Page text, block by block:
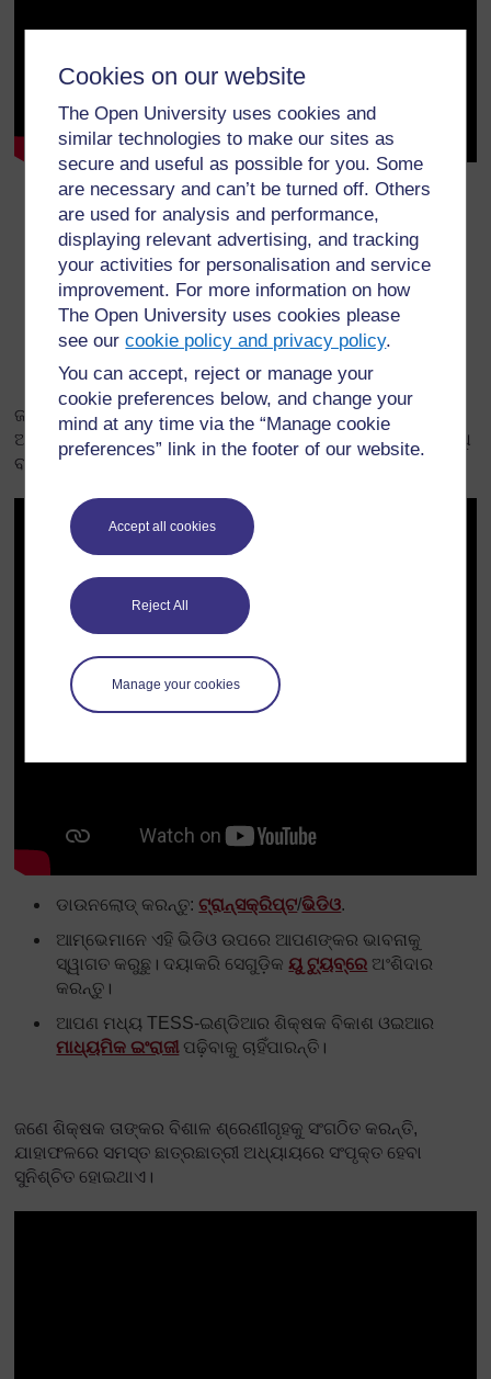
Cookies on our website
The Open University uses cookies and
similar technologies to make our sites as
secure and useful as possible for you. Some
are necessary and can’t be turned off. Others
are used for analysis and performance,
displaying relevant advertising, and tracking
your activities for personalisation and service
improvement. For more information on how
The Open University uses cookies please
see ourcookie policy and privacy policy.
You can accept, reject or manage your
cookie preferences below, and change your
mind at any time via the “Manage cookie
preferences” link in the footer of our website.
Accept all cookies
Reject All
Manage your cookies
ଡାଉନଲୋଡ୍ କରନ୍ତୁ:ଟ୍ରାନ୍ସକ୍ରିପ୍ଟ/ଭିଡିଓ .
ଆମ୍ଭେମାନେ ଏହି ଭିଡିଓ ଉପରେ ଆପଣଙ୍କର ଭାବନାକୁ
ସ୍ୱାଗତ କରୁଛୁ। ଦୟାକରି ସେଗୁଡ଼ିକୟୁ ଟ୍ୟୁବ୍‌ରେଅଂଶିଦାର
କରନ୍ତୁ।
ଆପଣ ମଧ୍ୟ TESS-ଇଣ୍ଡିଆର ଶିକ୍ଷକ ବିକାଶ ଓଇଆର
ପ୍ରାଥମିକ ଭାଷା ଏବଂ ସାକ୍ଷରତା ପଢ଼ିବାକୁ ଚାହିଁପାରନ୍ତି।
ଜଣେ ଶିକ୍ଷକ ତାଙ୍କର ସମସ୍ତ ଛାତ୍ରଛାତ୍ରୀଙ୍କୁ ଅଧ୍ୟାୟରେ
ଅଂଶଗ୍ରହଣ କରିବା ପାଇଁ ସୁଯୋଗ ଦେବାକୁ ଯୋଡ଼ାରେ କାମ କରିବା ବିଧି
ବ୍ୟବହାର କରିଥାନ୍ତି।
ଡାଉନଲୋଡ୍ କରନ୍ତୁ:ଟ୍ରାନ୍ସକ୍ରିପ୍ଟ/ଭିଡିଓ.
ଆମ୍ଭେମାନେ ଏହି ଭିଡିଓ ଉପରେ ଆପଣଙ୍କର ଭାବନାକୁ
ସ୍ୱାଗତ କରୁଛୁ। ଦୟାକରି ସେଗୁଡ଼ିକୟୁ ଟ୍ୟୁବ୍‌ରେ ଅଂଶିଦାର
କରନ୍ତୁ।
ଆପଣ ମଧ୍ୟ TESS-ଇଣ୍ଡିଆର ଶିକ୍ଷକ ବିକାଶ ଓଇଆର
ମାଧ୍ୟମିକ ଇଂରାଜୀପଢ଼ିବାକୁ ଚାହିଁପାରନ୍ତି।
ଜଣେ ଶିକ୍ଷକ ତାଙ୍କର ବିଶାଳ ଶ୍ରେଣୀଗୃହକୁ ସଂଗଠିତ କରନ୍ତି,
ଯାହାଫଳରେ ସମସ୍ତ ଛାତ୍ରଛାତ୍ରୀ ଅଧ୍ୟାୟରେ ସଂପୃକ୍ତ ହେବା
ସୁନିଶ୍ଚିତ ହୋଇଥାଏ।